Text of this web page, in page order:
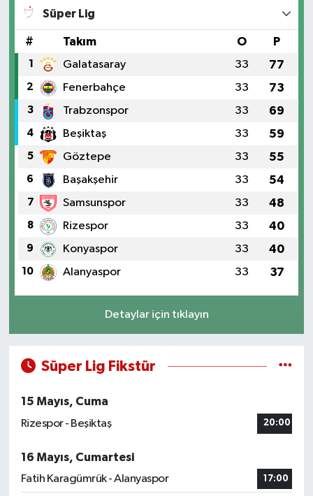
Süper Lig
# Takım O P
1 Galatasaray 33 77
2 Fenerbahçe 33 73
3 Trabzonspor 33 69
4 Beşiktaş 33 59
5 Göztepe 33 55
6 Başakşehir 33 54
7 Samsunspor 33 48
8 Rizespor 33 40
9 Konyaspor 33 40
10 Alanyaspor 33 37
Detaylar için tıklayın
Süper Lig Fikstür
15 Mayıs, Cuma
Rizespor - Beşiktaş
20:00
16 Mayıs, Cumartesi
Fatih Karagümrük - Alanyaspor
17:00